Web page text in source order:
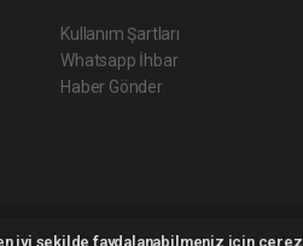
iyi şekilde faydalanabilmeniz için
Kullanım Şartları
Whatsapp İhbar
Haber Gönder
hakları saklı tutulmaktadır.